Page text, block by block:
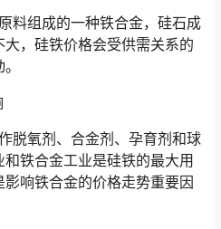
组成的一种铁合金，硅石成
，硅铁价格会受供需关系的
氧剂、合金剂、孕育剂和球
铁合金工业是硅铁的最大用
响铁合金的价格走势重要因